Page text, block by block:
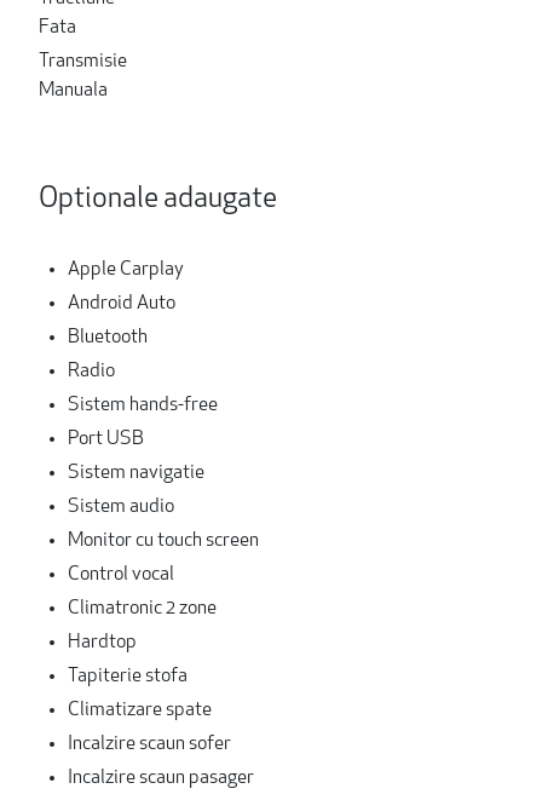
Fata
Transmisie
Manuala
Optionale adaugate
Apple Carplay
Android Auto
Bluetooth
Radio
Sistem hands-free
Port USB
Sistem navigatie
Sistem audio
Monitor cu touch screen
Control vocal
Climatronic 2 zone
Hardtop
Tapiterie stofa
Climatizare spate
Incalzire scaun sofer
Incalzire scaun pasager